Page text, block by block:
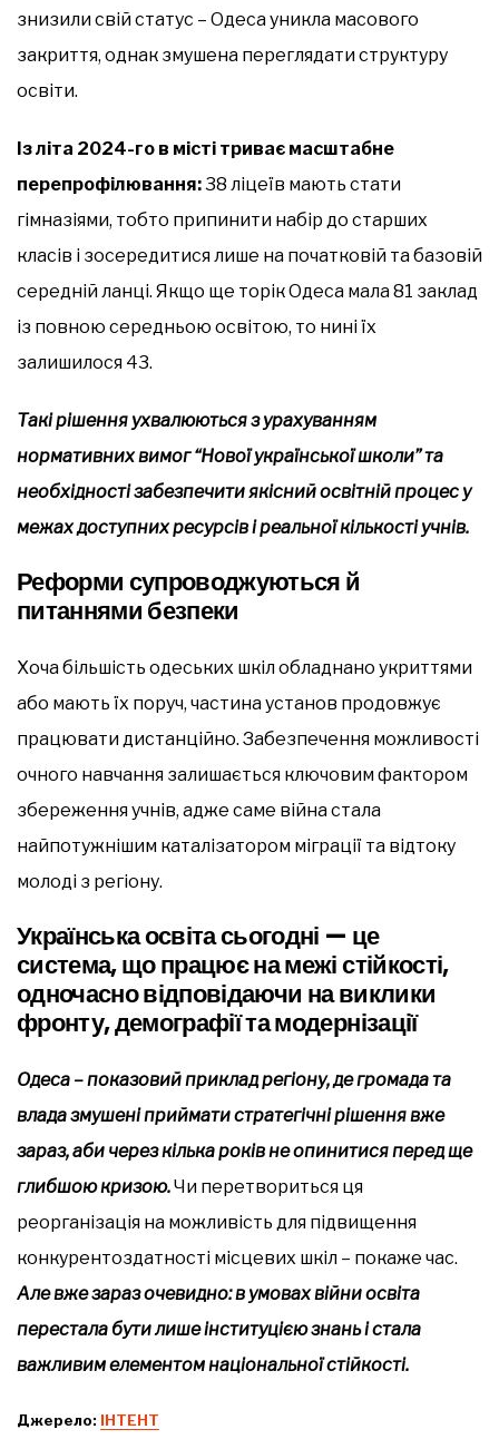
знизили свій статус – Одеса уникла масового
закриття, однак змушена переглядати структуру
освіти.
Із літа 2024-го в місті триває масштабне
перепрофілювання:38 ліцеїв мають стати
гімназіями, тобто припинити набір до старших
класів і зосередитися лише на початковій та базовій
середній ланці. Якщо ще торік Одеса мала 81 заклад
із повною середньою освітою, то нині їх
залишилося 43.
Такі рішення ухвалюються з урахуванням
нормативних вимог “Нової української школи” та
необхідності забезпечити якісний освітній процес у
межах доступних ресурсів і реальної кількості учнів.
Реформи супроводжуються й
питаннями безпеки
Хоча більшість одеських шкіл обладнано укриттями
або мають їх поруч, частина установ продовжує
працювати дистанційно. Забезпечення можливості
очного навчання залишається ключовим фактором
збереження учнів, адже саме війна стала
найпотужнішим каталізатором міграції та відтоку
молоді з регіону.
Українська освіта сьогодні — це
система, що працює на межі стійкості,
одночасно відповідаючи на виклики
фронту, демографії та модернізації
Одеса – показовий приклад регіону, де громада та
влада змушені приймати стратегічні рішення вже
зараз, аби через кілька років не опинитися перед ще
глибшою кризою.Чи перетвориться ця
реорганізація на можливість для підвищення
конкурентоздатності місцевих шкіл – покаже час.
Але вже зараз очевидно: в умовах війни освіта
перестала бути лише інституцією знань і стала
важливим елементом національної стійкості.
Джерело: ІНТЕНТ